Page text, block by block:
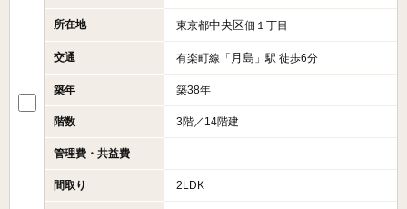
所在地 東京都中央区佃１丁目
交通 有楽町線「 月島 」駅 徒歩6分
築年 築38年
階数 3階／14階建
管理費・共益費 -
間取り 2LDK